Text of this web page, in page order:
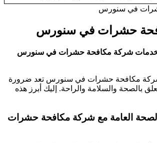
في سنورس
حشرات في سنورس
بخدمات شركة مكافحة حشرات في سنورس
شركة مكافحة حشرات في سنورس تعد ضرورة
بالصحة والسلامة والراحة. إليك أبرز هذه
العامة مع شركة مكافحة حشرات